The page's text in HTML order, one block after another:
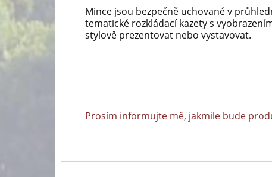
Mince jsou bezpečně uchované v
tematické rozkládací kazety s
stylově prezentovat nebo vystavovat.
Prosím informujte mě, jakmile bude